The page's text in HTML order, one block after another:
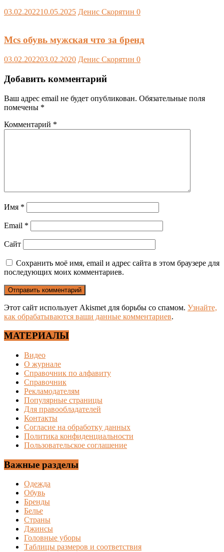
03.02.202210.05.2025 Денис Скорятин 0
Mcs обувь мужская что за бренд
03.02.202203.02.2020 Денис Скорятин 0
Добавить комментарий
Ваш адрес email не будет опубликован. Обязательные поля
помечены *
Комментарий *
Имя *
Email *
Сайт
Сохранить моё имя, email и адрес сайта в этом браузере для
последующих моих комментариев.
Этот сайт использует Akismet для борьбы со спамом. Узнайте,
как обрабатываются ваши данные комментариев.
МАТЕРИАЛЫ
Видео
О журнале
Справочник по алфавиту
Справочник
Рекламодателям
Популярные страницы
Для правообладателей
Контакты
Согласие на обработку данных
Политика конфиденциальности
Пользовательское соглашение
Важные разделы
Одежда
Обувь
Бренды
Белье
Страны
Джинсы
Головные уборы
Таблицы размеров и соответствия